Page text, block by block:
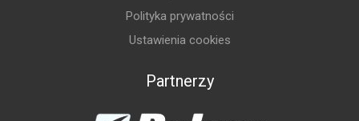
Polityka prywatności
Ustawienia cookies
Partnerzy